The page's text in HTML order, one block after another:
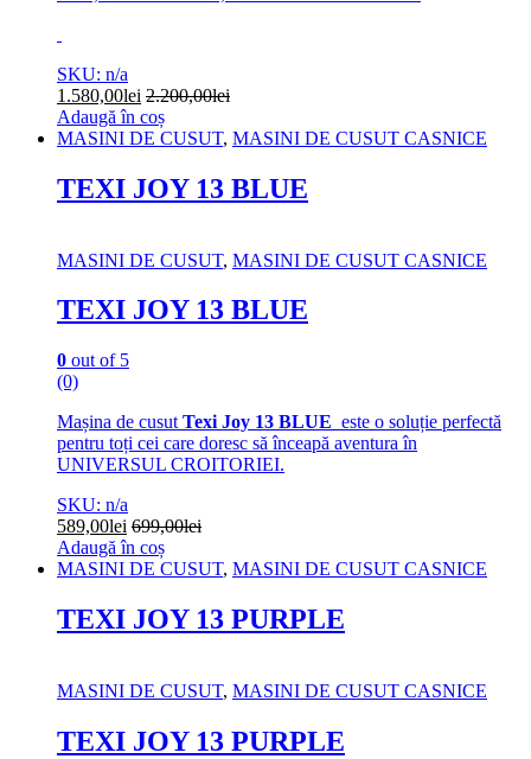
SKU: n/a
1.580,00lei 2.200,00lei
Adaugă în coș
MASINI DE CUSUT, MASINI DE CUSUT CASNICE
TEXI JOY 13 BLUE
MASINI DE CUSUT, MASINI DE CUSUT CASNICE
TEXI JOY 13 BLUE
0 out of 5
(0)
Mașina de cusut Texi Joy 13 BLUE este o soluție perfectă
pentru toți cei care doresc să înceapă aventura în
UNIVERSUL CROITORIEI.
SKU: n/a
589,00lei 699,00lei
Adaugă în coș
MASINI DE CUSUT, MASINI DE CUSUT CASNICE
TEXI JOY 13 PURPLE
MASINI DE CUSUT, MASINI DE CUSUT CASNICE
TEXI JOY 13 PURPLE